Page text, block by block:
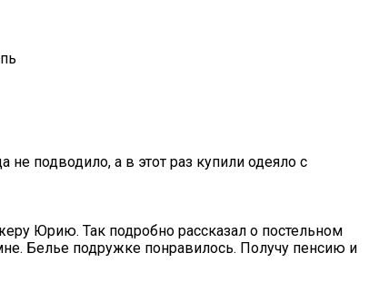
не подводило, а в этот раз купили одеяло с
Юрию. Так подробно рассказал о постельном
Белье подружке понравилось. Получу пенсию и